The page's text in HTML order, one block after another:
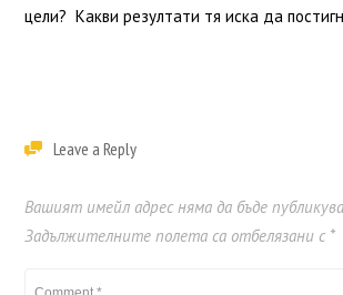
цели? Какви резултати тя иска да
Leave a Reply
Вашият имейл адрес няма да бъде
Задължителните полета са отбелязани с *